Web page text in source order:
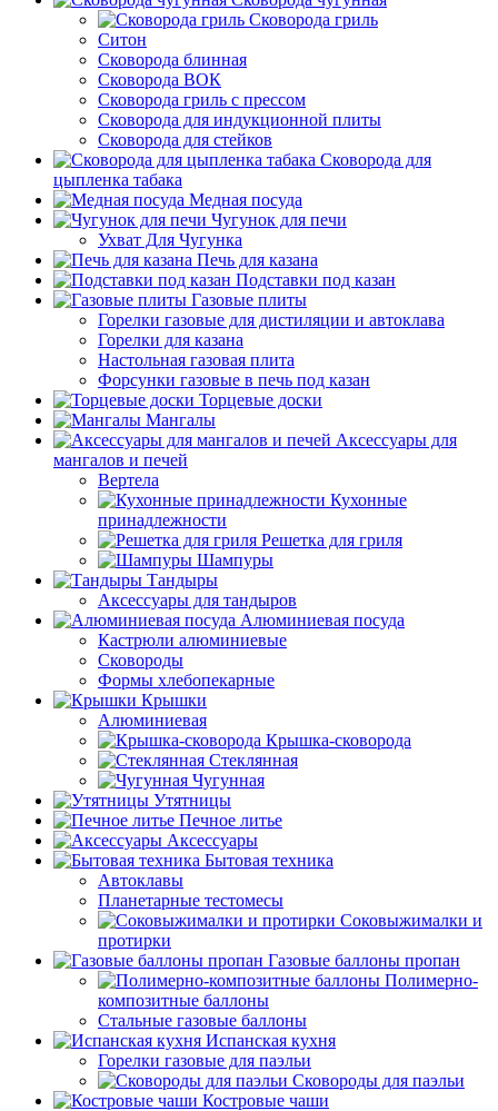
Сковорода гриль
Ситон
Сковорода блинная
Сковорода ВОК
Сковорода гриль с прессом
Сковорода для индукционной плиты
Сковорода для стейков
Сковорода для
цыпленка табака
Медная посуда
Чугунок для печи
Ухват Для Чугунка
Печь для казана
Подставки под казан
Газовые плиты
Горелки газовые для дистиляции и автоклава
Горелки для казана
Настольная газовая плита
Форсунки газовые в печь под казан
Торцевые доски
Мангалы
Аксессуары для
мангалов и печей
Вертела
Кухонные
принадлежности
Решетка для гриля
Шампуры
Тандыры
Аксессуары для тандыров
Алюминиевая посуда
Кастрюли алюминиевые
Сковороды
Формы хлебопекарные
Крышки
Алюминиевая
Крышка-сковорода
Стеклянная
Чугунная
Утятницы
Печное литье
Аксессуары
Бытовая техника
Автоклавы
Планетарные тестомесы
Соковыжималки и
протирки
Газовые баллоны пропан
Полимерно-
композитные баллоны
Стальные газовые баллоны
Испанская кухня
Горелки газовые для паэльи
Сковороды для паэльи
Костровые чаши